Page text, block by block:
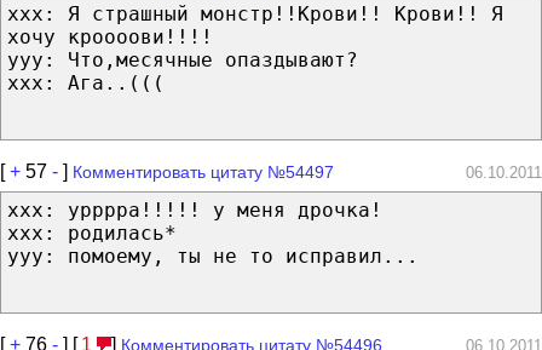
ххх: Я страшный монстр!!Крови!! Крови!! Я
хочу кроооови!!!!
yyy: Что,месячные опаздывают?
xxx: Ага..(((
[+ 57 - ] Комментировать цитату №54497 06.10.2011
xxx: урррра!!!!! у меня дрочка!
xxx: родилась*
yyy: помоему, ты не то исправил...
[+ 76 - ] [ 1 ] Комментировать цитату №54496 06.10.2011